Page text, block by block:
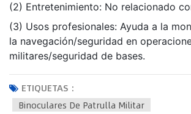
(2) Entretenimiento: No relacionado
(3) Usos profesionales: Ayuda a la
la navegación/seguridad en
militares/seguridad de bases.
ETIQUETAS :
Binoculares De Patrulla Militar